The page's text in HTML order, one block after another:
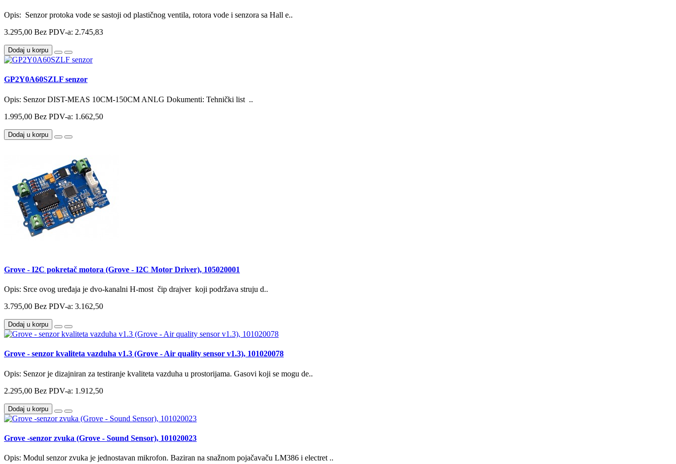
Opis: Senzor protoka vode se sastoji od plastičnog ventila, rotora vode i senzora sa Hall e..
3.295,00 Bez PDV-a: 2.745,83
Dodaj u korpu
GP2Y0A60SZLF senzor
Opis: Senzor DIST-MEAS 10CM-150CM ANLG Dokumenti: Tehnički list ..
1.995,00 Bez PDV-a: 1.662,50
Dodaj u korpu
Grove - I2C pokretač motora (Grove - I2C Motor Driver), 105020001
Opis: Srce ovog uređaja je dvo-kanalni H-most čip drajver koji podržava struju d..
3.795,00 Bez PDV-a: 3.162,50
Dodaj u korpu
Grove - senzor kvaliteta vazduha v1.3 (Grove - Air quality sensor v1.3), 101020078
Opis: Senzor je dizajniran za testiranje kvaliteta vazduha u prostorijama. Gasovi koji se mogu de..
2.295,00 Bez PDV-a: 1.912,50
Dodaj u korpu
Grove -senzor zvuka (Grove - Sound Sensor), 101020023
Opis: Modul senzor zvuka je jednostavan mikrofon. Baziran na snažnom pojačavaču LM386 i electret ..